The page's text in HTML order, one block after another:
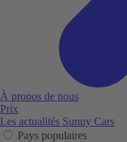
À propos de nous
Prix
Les actualités Sunny Cars
Pays populaires